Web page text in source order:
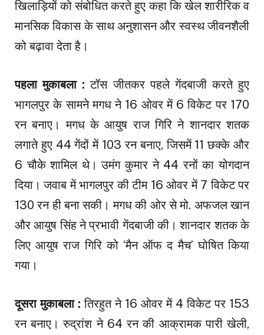
खिलाड़ियों को संबोधित करते हुए कहा कि खेल शारीरिक व
मानसिक विकास के साथ अनुशासन और स्वस्थ जीवनशैली
को बढ़ावा देता है।
पहला मुकाबला : टॉस जीतकर पहले गेंदबाजी करते हुए
भागलपुर के सामने मगध ने 16 ओवर में 6 विकेट पर 170
रन बनाए। मगध के आयुष राज गिरि ने शानदार शतक
लगाते हुए 44 गेंदों में 103 रन बनाए, जिसमें 11 छक्के और
6 चौके शामिल थे। उमंग कुमार ने 44 रनों का योगदान
दिया। जवाब में भागलपुर की टीम 16 ओवर में 7 विकेट पर
130 रन ही बना सकी। मगध की ओर से मो. अफजल खान
और आयुष सिंह ने प्रभावी गेंदबाजी की। शानदार शतक के
लिए आयुष राज गिरि को ‘मैन ऑफ द मैच’ घोषित किया
गया।
दूसरा मुकाबला : तिरहुत ने 16 ओवर में 4 विकेट पर 153
रन बनाए। रुद्रांश ने 64 रन की आक्रामक पारी खेली,